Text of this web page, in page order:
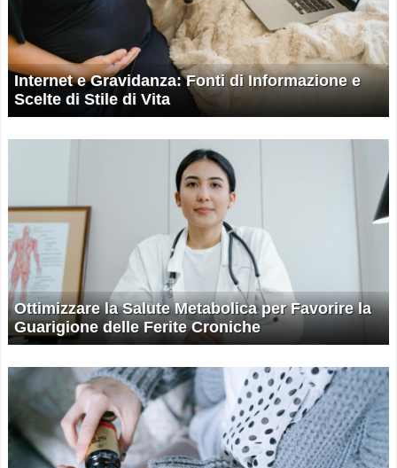
Internet e Gravidanza: Fonti di Informazione e
Scelte di Stile di Vita
Ottimizzare la Salute Metabolica per Favorire la
Guarigione delle Ferite Croniche